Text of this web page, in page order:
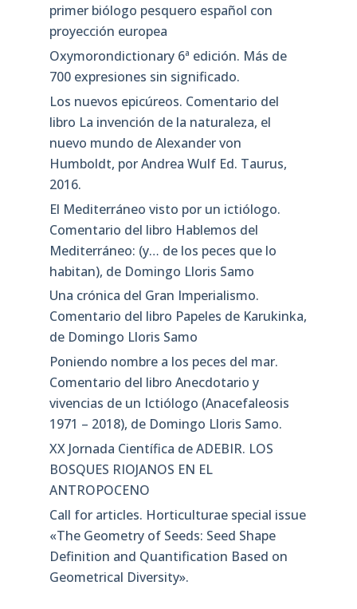
primer biólogo pesquero español con
proyección europea
Oxymorondictionary 6ª edición. Más de
700 expresiones sin significado.
Los nuevos epicúreos. Comentario del
libro La invención de la naturaleza, el
nuevo mundo de Alexander von
Humboldt, por Andrea Wulf Ed. Taurus,
2016.
El Mediterráneo visto por un ictiólogo.
Comentario del libro Hablemos del
Mediterráneo: (y… de los peces que lo
habitan), de Domingo Lloris Samo
Una crónica del Gran Imperialismo.
Comentario del libro Papeles de Karukinka,
de Domingo Lloris Samo
Poniendo nombre a los peces del mar.
Comentario del libro Anecdotario y
vivencias de un Ictiólogo (Anacefaleosis
1971 – 2018), de Domingo Lloris Samo.
XX Jornada Científica de ADEBIR. LOS
BOSQUES RIOJANOS EN EL
ANTROPOCENO
Call for articles. Horticulturae special issue
«The Geometry of Seeds: Seed Shape
Definition and Quantification Based on
Geometrical Diversity»​.